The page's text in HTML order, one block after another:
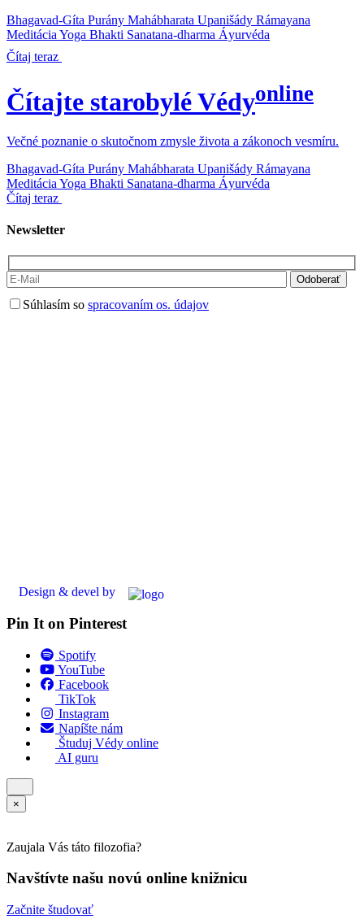
Bhagavad-Gíta Purány Mahábharata Upanišády Rámayana
Meditácia Yoga Bhakti Sanatana-dharma Áyurvéda
Čítaj teraz
Čítajte starobylé Védyonline
Večné poznanie o skutočnom zmysle života a zákonoch vesmíru.
Bhagavad-Gíta Purány Mahábharata Upanišády Rámayana
Meditácia Yoga Bhakti Sanatana-dharma Áyurvéda
Čítaj teraz
Newsletter
Súhlasím so spracovaním os. údajov
Design & devel by
Pin It on Pinterest
Spotify
YouTube
Facebook
TikTok
Instagram
Napíšte nám
Študuj Védy online
AI guru
×
Zaujala Vás táto filozofia?
Navštívte našu novú online knižnicu
Začnite študovať